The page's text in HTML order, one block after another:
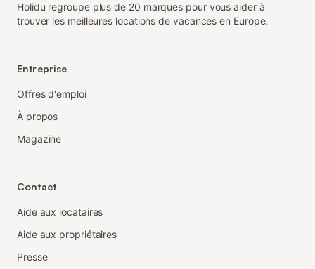
Holidu regroupe plus de 20 marques pour vous aider à
trouver les meilleures locations de vacances en Europe.
Entreprise
Offres d'emploi
À propos
Magazine
Contact
Aide aux locataires
Aide aux propriétaires
Presse